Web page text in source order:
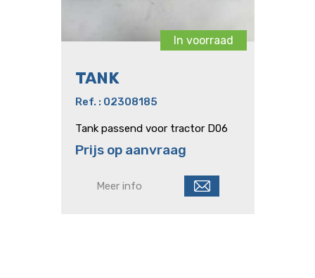
In voorraad
TANK
Ref. : 02308185
Tank passend voor tractor D06
Prijs op aanvraag
Meer info